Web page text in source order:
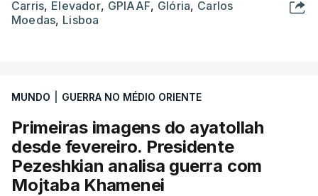
Carris, Elevador, GPIAAF, Glória, Carlos
Moedas, Lisboa
MUNDO GUERRA NO MÉDIO ORIENTE
Primeiras imagens do ayatollah
desde fevereiro. Presidente
Pezeshkian analisa guerra com
Mojtaba Khamenei